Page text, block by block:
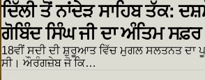
ਦਿੱਲੀ ਤੋਂ ਨਾਂਦੇੜ ਸਾਹਿਬ ਤੱਕ:
ਗੋਬਿੰਦ ਸਿੰਘ ਜੀ ਦਾ ਅੰਤਿਮ ਸਫ਼ਰ
18ਵੀਂ ਸਦੀ ਦੀ ਸ਼ੁਰੂਆਤ ਵਿੱਚ ਮੁਗਲ ਸਲਤਨਤ ਦਾ
ਸੀ। ਔਰੰਗਜ਼ੇਬ ਜੋ ਕਿ…